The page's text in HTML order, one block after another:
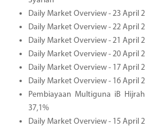
Daily Market Overview - 23 April
Daily Market Overview - 22 April
Daily Market Overview - 21 April
Daily Market Overview - 20 April
Daily Market Overview - 17 April
Daily Market Overview - 16 April
Pembiayaan Multiguna iB
37,1%
Daily Market Overview - 15 April